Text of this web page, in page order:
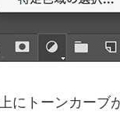
にトーンカーブ